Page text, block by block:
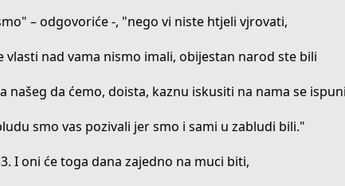
– odgovoriće -, "nego vi niste htjeli vjrovati,
vlasti nad vama nismo imali, obijestan narod ste bili
našeg da ćemo, doista, kaznu iskusiti na nama se
smo vas pozivali jer smo i sami u zabludi bili."
I oni će toga dana zajedno na muci biti,